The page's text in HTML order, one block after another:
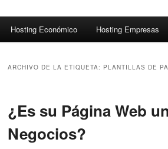
Ir
principal
Ir
secundario
Hosting Económico Hosting Empresas
ARCHIVO DE LA ETIQUETA: PLANTILLAS DE
¿Es su Página Web
Negocios?